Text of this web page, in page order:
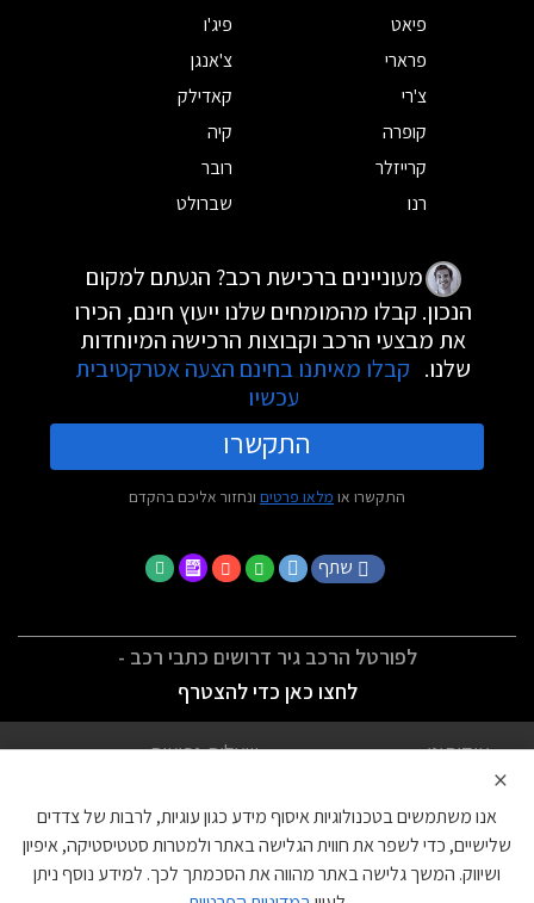
פיאט
פיג'ו
פרארי
צ'אנגן
צ'רי
קאדילק
קופרה
קיה
קרייזלר
רובר
רנו
שברולט
מעוניינים ברכישת רכב? הגעתם למקום
הנכון. קבלו מהמומחים שלנו ייעוץ חינם, הכירו
את מבצעי הרכב וקבוצות הרכישה המיוחדות
שלנו. קבלו מאיתנו בחינם הצעה אטרקטיבית
עכשיו
התקשרו
התקשרו או מלאו פרטים ונחזור אליכם בהקדם
שתף
לפורטל הרכב גיר דרושים כתבי רכב -
לחצו כאן כדי להצטרף
אודותינו
שאלות נפוצות
הצהרת נגישות
צור קשר
עוגיות
×
אנו משתמשים בטכנולוגיות איסוף מידע כגון עוגיות, לרבות של צדדים
שלישיים, כדי לשפר את חווית הגלישה באתר ולמטרות סטטיסטיקה, איפיון
ושיווק. המשך גלישה באתר מהווה את הסכמתך לכך. למידע נוסף ניתן